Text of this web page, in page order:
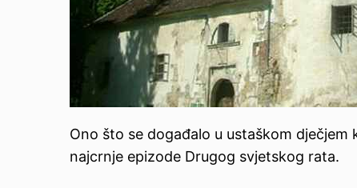
Ono što se događalo u ustaškom
najcrnje epizode Drugog svjetskog rata.